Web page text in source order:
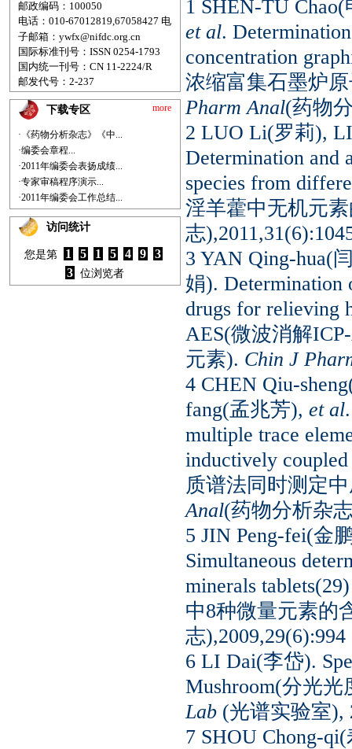
邮政编码：100050
电话：010-67012819,67058427 电
子邮箱： ywfx@nifdc.org.cn
国际标准刊号：ISSN 0254-1793
国内统一刊号：CN 11-2224/R
邮发代号：2-237
下载专区 more
·《药物分析杂志》《中...
·编委会章程...
·2011年编委会表扬成绩...
·专家审稿程序演示...
·2011年编委会工作总结...
访问统计
您是第 1 5 1 5 4 9
3
3 位浏览者
1 SHEN-TU
et al.
concentration
浓缩富集石墨炉
Pharm Anal(药物
2 LUO Li(罗莉),
Determination and
species from
淫羊藿中无机元
志
3 YAN Qing-hua(
娟). Determination
drugs for relieving
AES(微波消解
元素). Chin J
4 CHEN Qiu-
fang(孟兆芳), et al
multiple trace
inductively
质谱法同时测定
Anal(药物分析杂
5 JIN Peng-fei(金
Simultaneous
minerals
中8种微量元素的
志),2009,29(6):994
6 LI Dai(李岱).
Mushroom(分光
Lab(光谱实验室),
7 SHOU Chong-